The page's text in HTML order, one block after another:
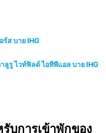
ร์ส บาย IHG
ลูรู ไวท์ฟิลด์ ไอทีพีแอล บาย IHG
บการเข้าพักของ